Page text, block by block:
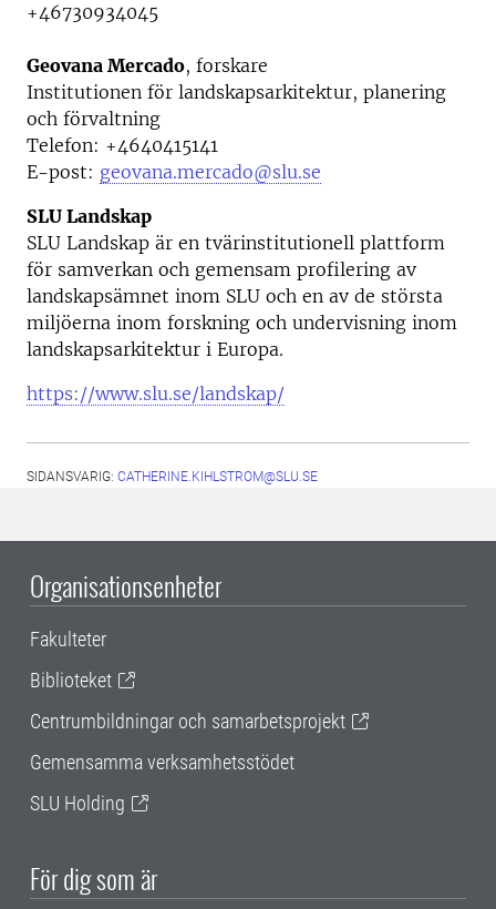
+46730934045
Geovana Mercado, forskare
Institutionen för landskapsarkitektur, planering
och förvaltning
Telefon: +4640415141
E-post: geovana.mercado@slu.se
SLU Landskap
SLU Landskap är en tvärinstitutionell plattform
för samverkan och gemensam profilering av
landskapsämnet inom SLU och en av de största
miljöerna inom forskning och undervisning inom
landskapsarkitektur i Europa.
https://www.slu.se/landskap/
SIDANSVARIG: CATHERINE.KIHLSTROM@SLU.SE
Organisationsenheter
Fakulteter
Biblioteket
Centrumbildningar och samarbetsprojekt
Gemensamma verksamhetsstödet
SLU Holding
För dig som är